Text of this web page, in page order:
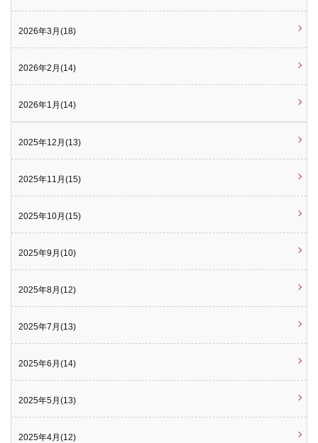
2026年3月(18)
2026年2月(14)
2026年1月(14)
2025年12月(13)
2025年11月(15)
2025年10月(15)
2025年9月(10)
2025年8月(12)
2025年7月(13)
2025年6月(14)
2025年5月(13)
2025年4月(12)